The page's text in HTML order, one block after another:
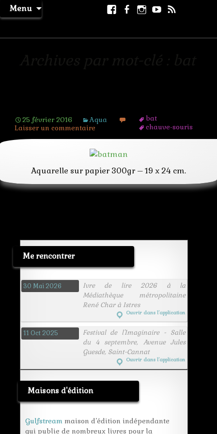
Menu
Aller
au
Facebook
Facebook
page
Instagram
Youtube
25 février 2016 Aqua
bat
chauve-souris
Laisser un commentaire
Aquarelle sur papier 300gr – 19 x 24 cm.
Me rencontrer
30 Mai 2026
Ivre de lire 2026 à la
Médiathèque métropolitaine
René Char à Istres
Ouvrir dans l’application
11 Oct 2025
Festival de l'Imaginaire - Salle
du 4 septembre, Avenue Jules
Guesde, Saint-Cannat
Ouvrir dans l’application
Maisons d'édition
Gulfstream maison d’édition indépendante
qui publie de nombreux livres pour la